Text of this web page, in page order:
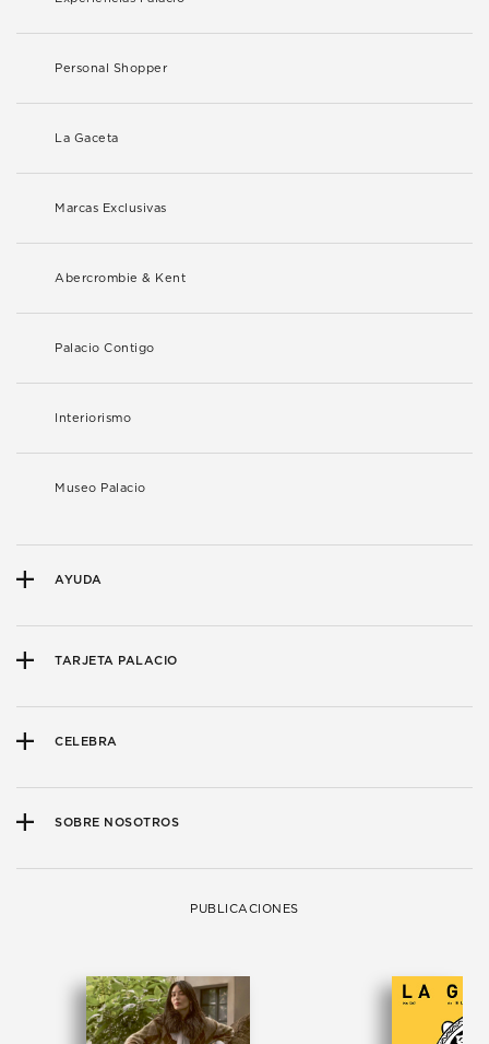
Personal Shopper
La Gaceta
Marcas Exclusivas
Abercrombie & Kent
Palacio Contigo
Interiorismo
Museo Palacio
AYUDA
TARJETA PALACIO
CELEBRA
SOBRE NOSOTROS
PUBLICACIONES